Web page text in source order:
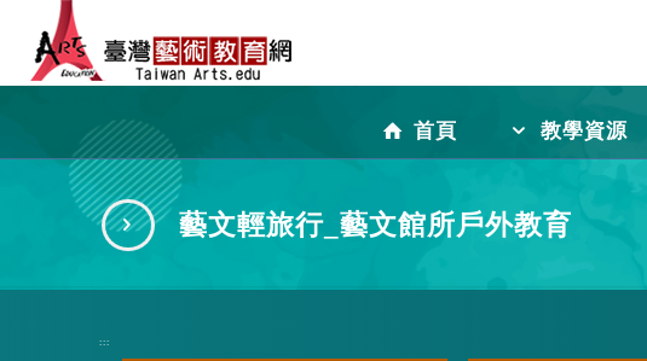
主
要
首頁 教學資源
藝文輕旅行_藝文館所戶外教育
:::